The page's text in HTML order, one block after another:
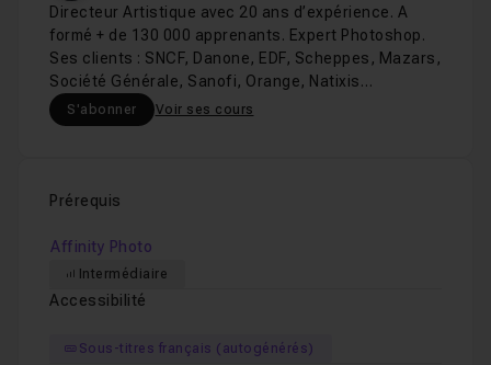
Directeur Artistique avec 20 ans d’expérience. A
formé + de 130 000 apprenants. Expert Photoshop.
Ses clients : SNCF, Danone, EDF, Scheppes, Mazars,
Société Générale, Sanofi, Orange, Natixis…
S'abonner Voir ses cours
Prérequis
Affinity Photo
Intermédiaire
Accessibilité
Sous-titres français (autogénérés)